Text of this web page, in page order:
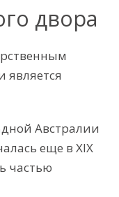
двора
Австралии
еще в XIX
частью